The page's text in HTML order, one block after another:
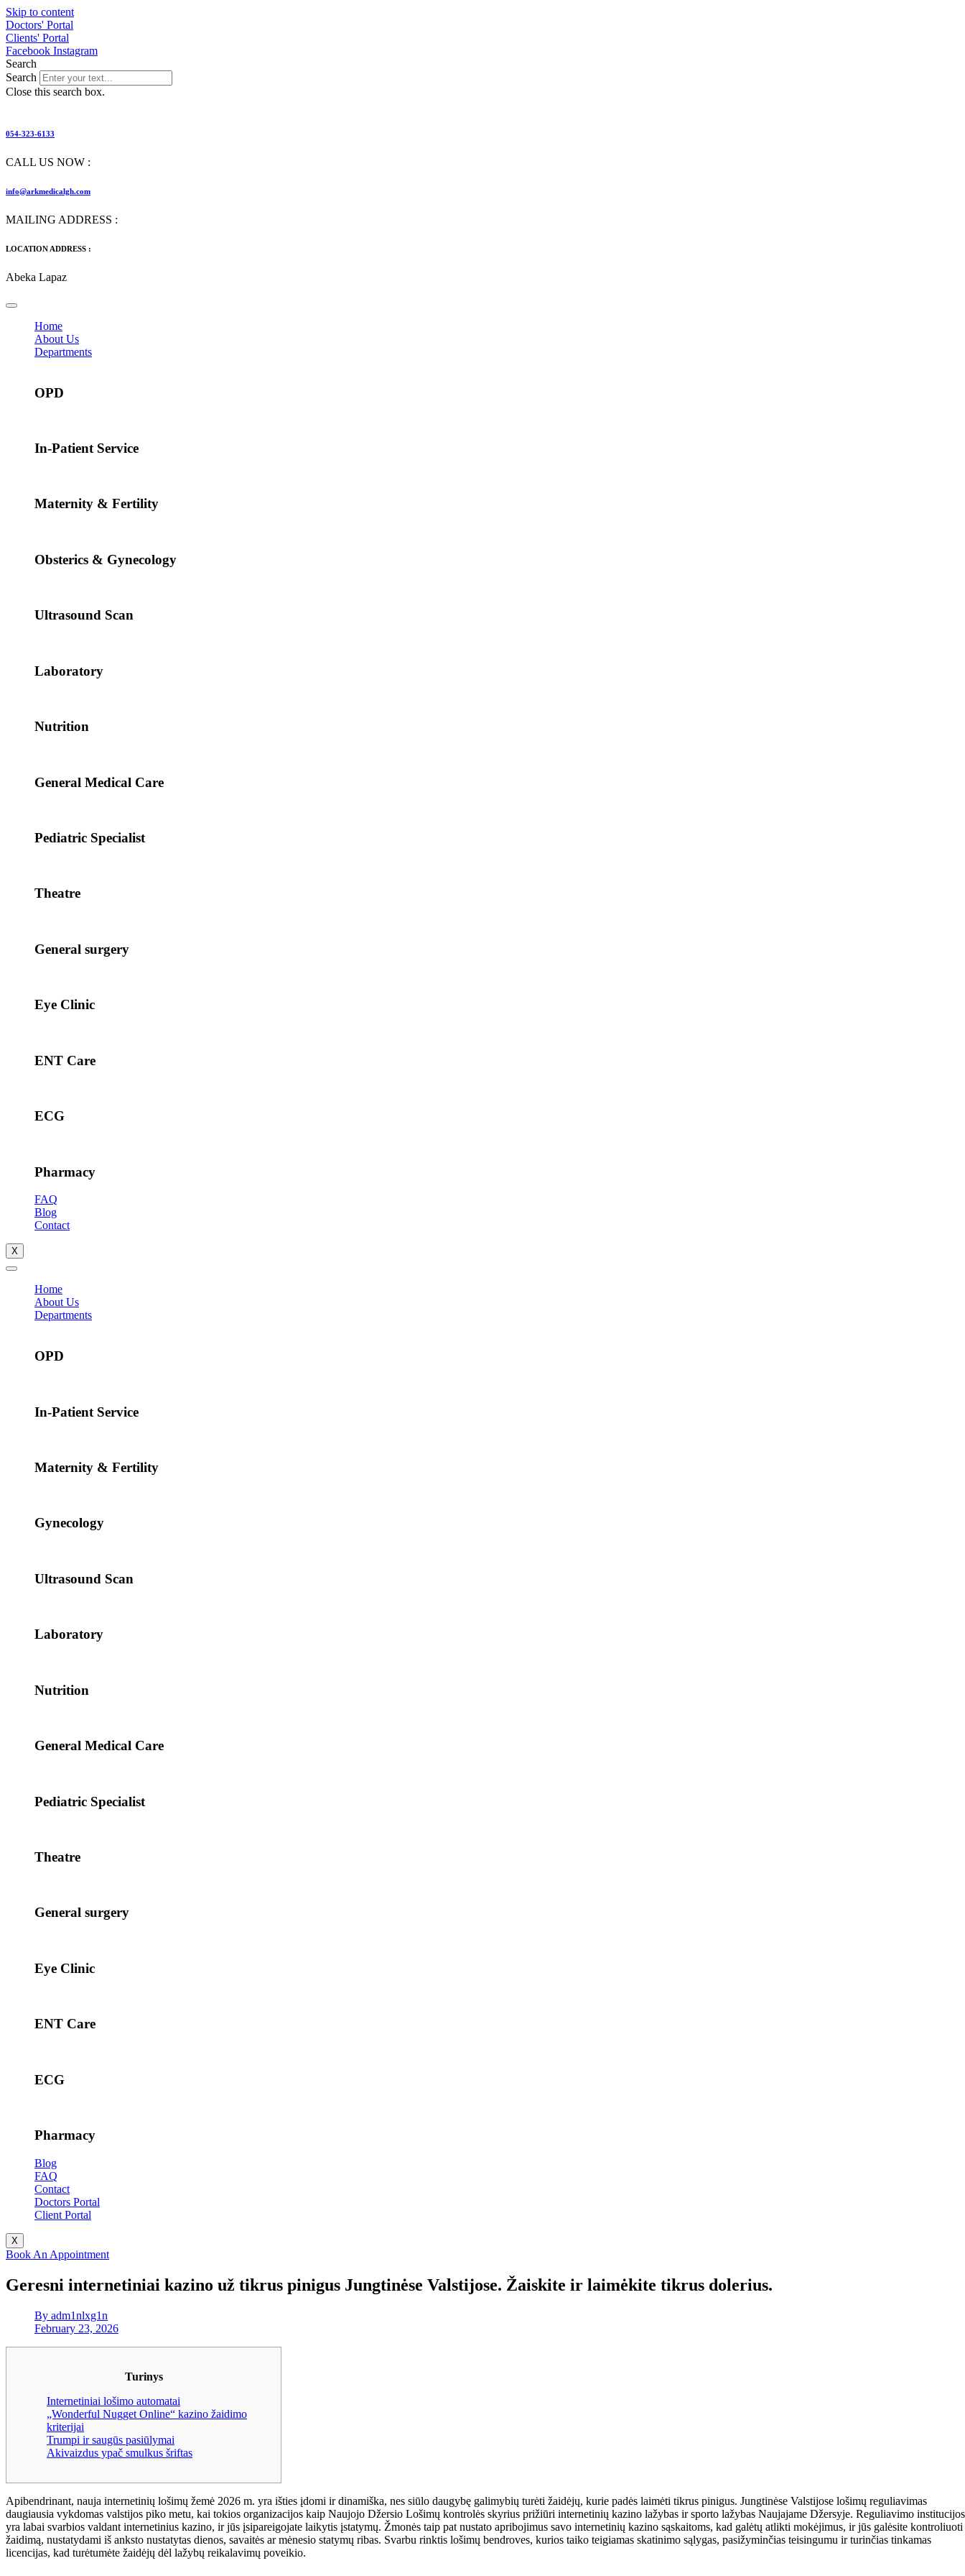
Skip to content
Doctors' Portal
Clients' Portal
Facebook Instagram
Search
Search
Close this search box.
054-323-6133
CALL US NOW :
info@arkmedicalgh.com
MAILING ADDRESS :
LOCATION ADDRESS :
Abeka Lapaz
Home
About Us
Departments
OPD
In-Patient Service
Maternity & Fertility
Obsterics & Gynecology
Ultrasound Scan
Laboratory
Nutrition
General Medical Care
Pediatric Specialist
Theatre
General surgery
Eye Clinic
ENT Care
ECG
Pharmacy
FAQ
Blog
Contact
X
Home
About Us
Departments
OPD
In-Patient Service
Maternity & Fertility
Gynecology
Ultrasound Scan
Laboratory
Nutrition
General Medical Care
Pediatric Specialist
Theatre
General surgery
Eye Clinic
ENT Care
ECG
Pharmacy
Blog
FAQ
Contact
Doctors Portal
Client Portal
X
Book An Appointment
Geresni internetiniai kazino už tikrus pinigus Jungtinėse Valstijose. Žaiskite ir laimėkite tikrus dolerius.
By adm1nlxg1n
February 23, 2026
Turinys
Internetiniai lošimo automatai
„Wonderful Nugget Online“ kazino žaidimo
kriterijai
Trumpi ir saugūs pasiūlymai
Akivaizdus ypač smulkus šriftas
Apibendrinant, nauja internetinių lošimų žemė 2026 m. yra išties įdomi ir dinamiška, nes siūlo daugybę galimybių turėti žaidėjų, kurie padės laimėti tikrus pinigus. Jungtinėse Valstijose lošimų reguliavimas
daugiausia vykdomas valstijos piko metu, kai tokios organizacijos kaip Naujojo Džersio Lošimų kontrolės skyrius prižiūri internetinių kazino lažybas ir sporto lažybas Naujajame Džersyje. Reguliavimo institucijos
yra labai svarbios valdant internetinius kazino, ir jūs įsipareigojate laikytis įstatymų. Žmonės taip pat nustato apribojimus savo internetinių kazino sąskaitoms, kad galėtų atlikti mokėjimus, ir jūs galėsite kontroliuoti
žaidimą, nustatydami iš anksto nustatytas dienos, savaitės ar mėnesio statymų ribas. Svarbu rinktis lošimų bendroves, kurios taiko teigiamas skatinimo sąlygas, pasižyminčias teisingumu ir turinčias tinkamas
licencijas, kad turėtumėte žaidėjų dėl lažybų reikalavimų poveikio.